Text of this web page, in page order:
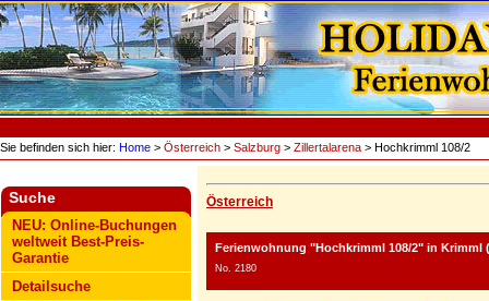
Sie befinden sich hier: Home > Österreich > Salzburg > Zillertalarena > Hochkrimml 108/2
Suche
NEU: Online-Buchungen
weltweit Best-Preis-
Garantie
Detailsuche
Österreich
Ferienwohnung "Hochkrimml 108/2" in Krimml
No. 2180